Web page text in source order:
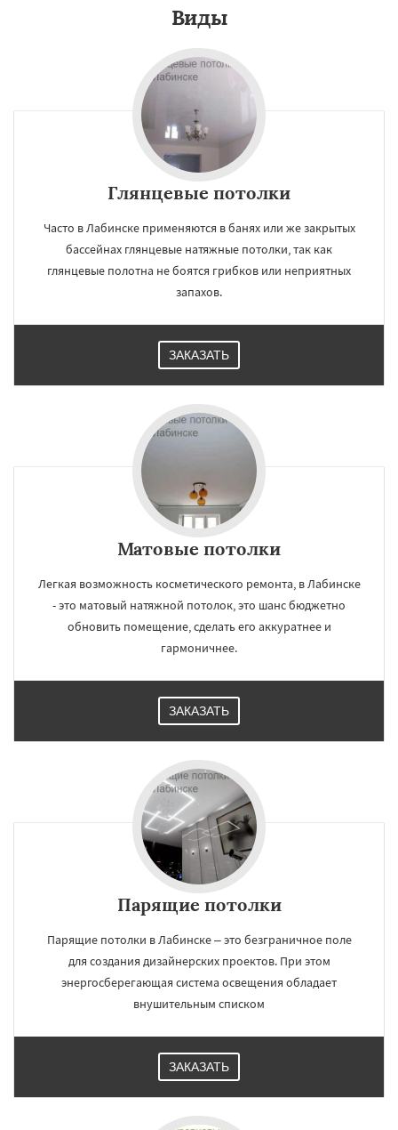
Виды
Глянцевые потолки
Часто в Лабинске применяются в банях или же закрытых
бассейнах глянцевые натяжные потолки, так как
глянцевые полотна не боятся грибков или неприятных
запахов.
ЗАКАЗАТЬ
Матовые потолки
Легкая возможность косметического ремонта, в Лабинске
- это матовый натяжной потолок, это шанс бюджетно
обновить помещение, сделать его аккуратнее и
гармоничнее.
ЗАКАЗАТЬ
Парящие потолки
Парящие потолки в Лабинске – это безграничное поле
для создания дизайнерских проектов. При этом
энергосберегающая система освещения обладает
внушительным списком
ЗАКАЗАТЬ